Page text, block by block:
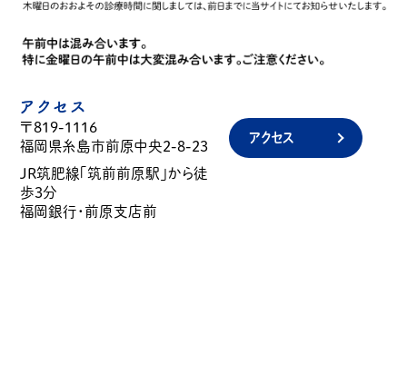
アクセス
〒819-1116
福岡県糸島市前原中央2-8-23
JR筑肥線「筑前前原駅」から徒
歩3分
福岡銀行・前原支店前
アクセス